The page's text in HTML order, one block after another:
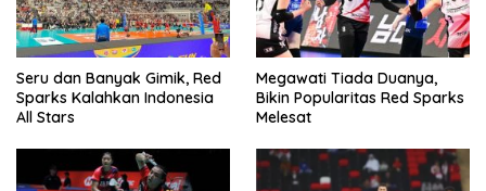
Seru dan Banyak Gimik, Red
Sparks Kalahkan Indonesia
All Stars
Megawati Tiada Duanya,
Bikin Popularitas Red Sparks
Melesat